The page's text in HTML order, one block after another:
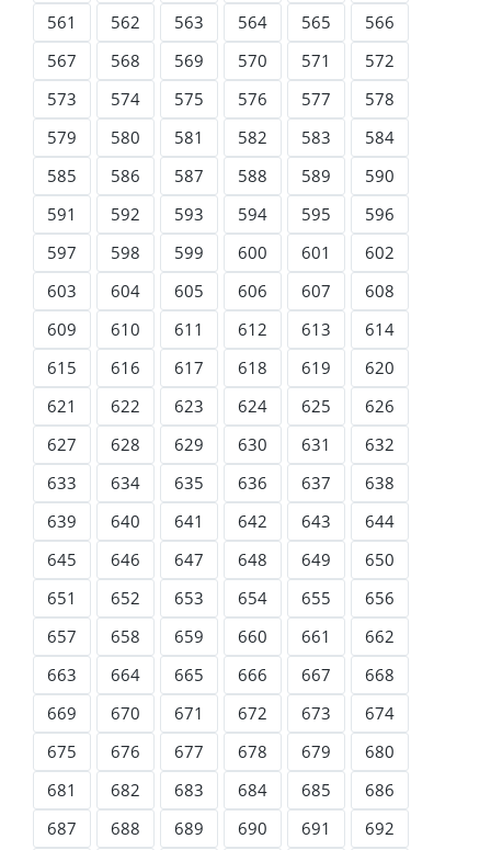
561
562 563 564 565
566
567
568 569 570 571
572
573
574 575 576 577
578
579
580 581 582 583
584
585
586 587 588 589
590
591
592 593 594 595
596
597
598 599 600 601
602
603
604 605 606 607
608
609
610 611 612 613
614
615
616 617 618 619
620
621
622 623 624 625
626
627
628 629 630 631
632
633
634 635 636 637
638
639
640 641 642 643
644
645
646 647 648 649
650
651
652 653 654 655
656
657
658 659 660 661
662
663
664 665 666 667
668
669
670 671 672 673
674
675
676 677 678 679
680
681
682 683 684 685
686
687
688 689 690 691
692